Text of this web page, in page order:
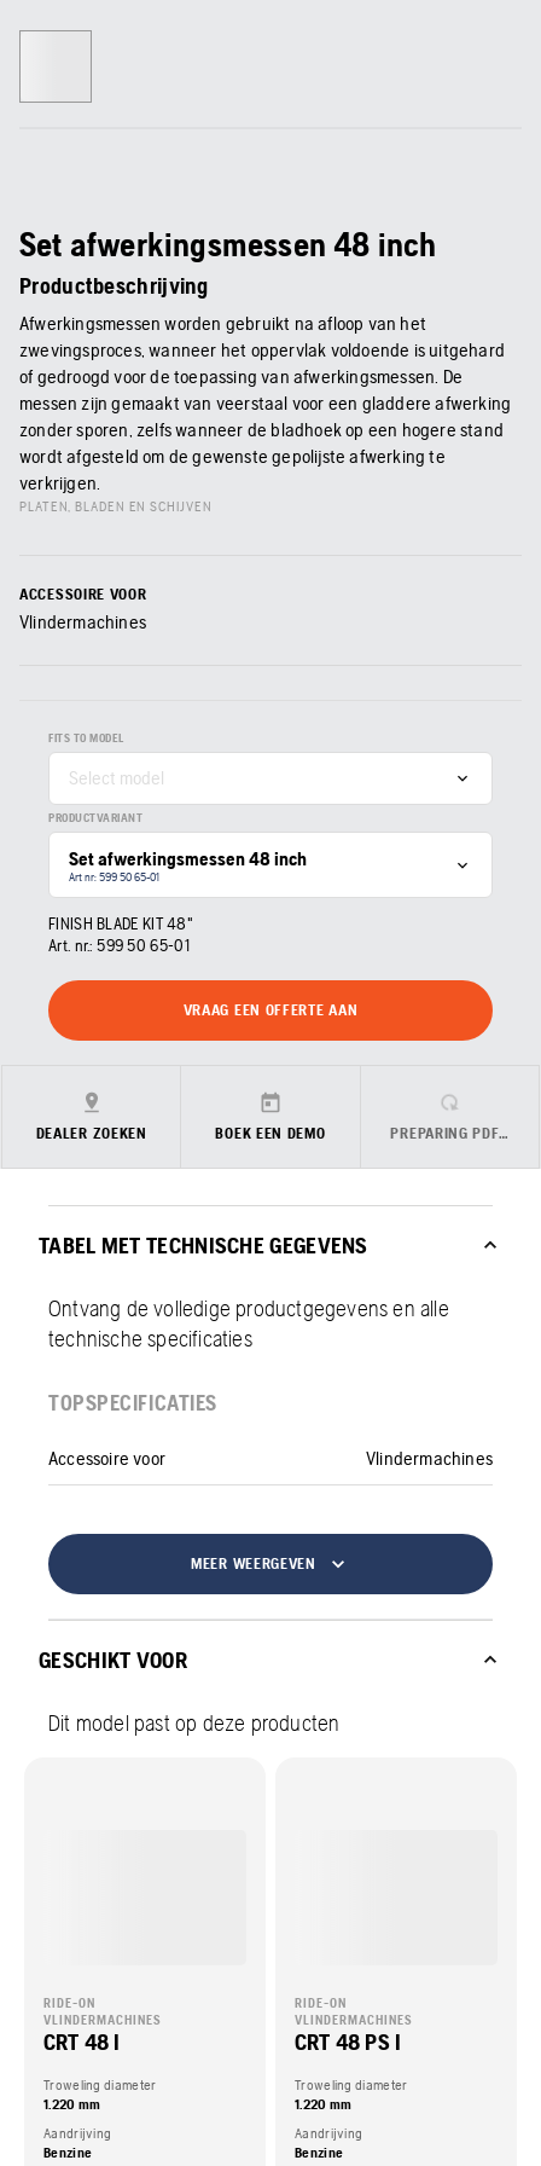
Set afwerkingsmessen 48 inch
Productbeschrijving
Afwerkingsmessen worden gebruikt na afloop van het
zwevingsproces, wanneer het oppervlak voldoende is uitgehard
of gedroogd voor de toepassing van afwerkingsmessen. De
messen zijn gemaakt van veerstaal voor een gladdere afwerking
zonder sporen, zelfs wanneer de bladhoek op een hogere stand
wordt afgesteld om de gewenste gepolijste afwerking te
verkrijgen.
PLATEN, BLADEN EN SCHIJVEN
ACCESSOIRE VOOR
Vlindermachines
FITS TO MODEL
Select model
PRODUCTVARIANT
Set afwerkingsmessen 48 inch
Art nr: 599 50 65‑01
FINISH BLADE KIT 48"
Art. nr.: 599 50 65‑01
VRAAG EEN OFFERTE AAN
DEALER ZOEKEN BOEK EEN DEMO PREPARING PDF…
TABEL MET TECHNISCHE GEGEVENS
Ontvang de volledige productgegevens en alle
technische specificaties
TOPSPECIFICATIES
Accessoire voor Vlindermachines
MEER WEERGEVEN
GESCHIKT VOOR
Dit model past op deze producten
RIDE-ON
VLINDERMACHINES
CRT 48 I
Troweling diameter
1.220 mm
Aandrijving
Benzine
RIDE-ON
VLINDERMACHINES
CRT 48 PS I
Troweling diameter
1.220 mm
Aandrijving
Benzine